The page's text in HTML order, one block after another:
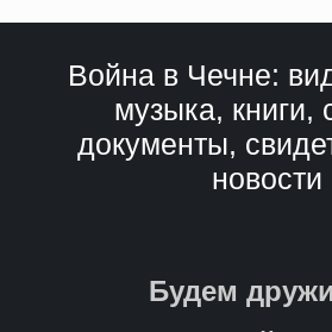
Война в Чечне:
музыка, книги,
документы,
новости
Будем